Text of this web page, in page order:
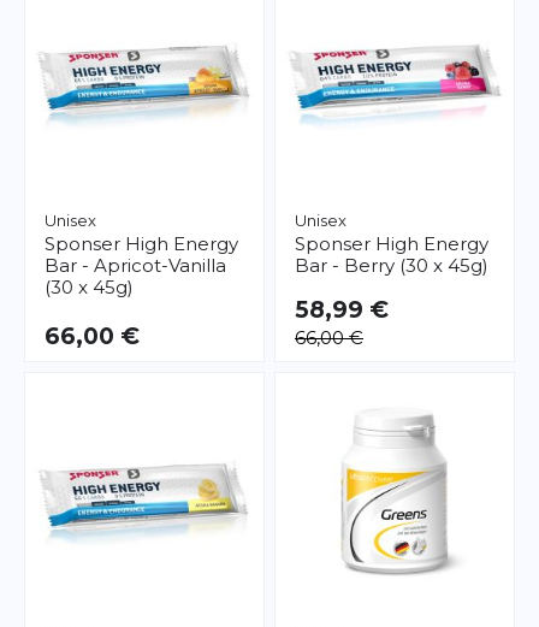
Unisex
Sponser High Energy
Bar - Apricot-Vanilla
(30 x 45g)
66,00 €
Unisex
Sponser High Energy
Bar - Berry (30 x 45g)
58,99 €
66,00 €